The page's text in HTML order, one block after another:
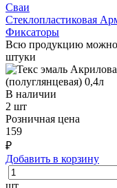
Сваи
Стеклопластиковая
Фиксаторы
Всю продукцию можно
штуки
В наличии
2 шт
Розничная цена
159
₽
Добавить в корзину
шт